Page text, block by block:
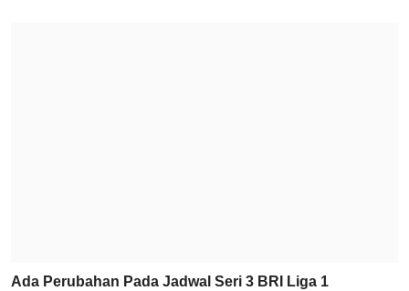
Ada Perubahan Pada Jadwal Seri 3 BRI Liga 1